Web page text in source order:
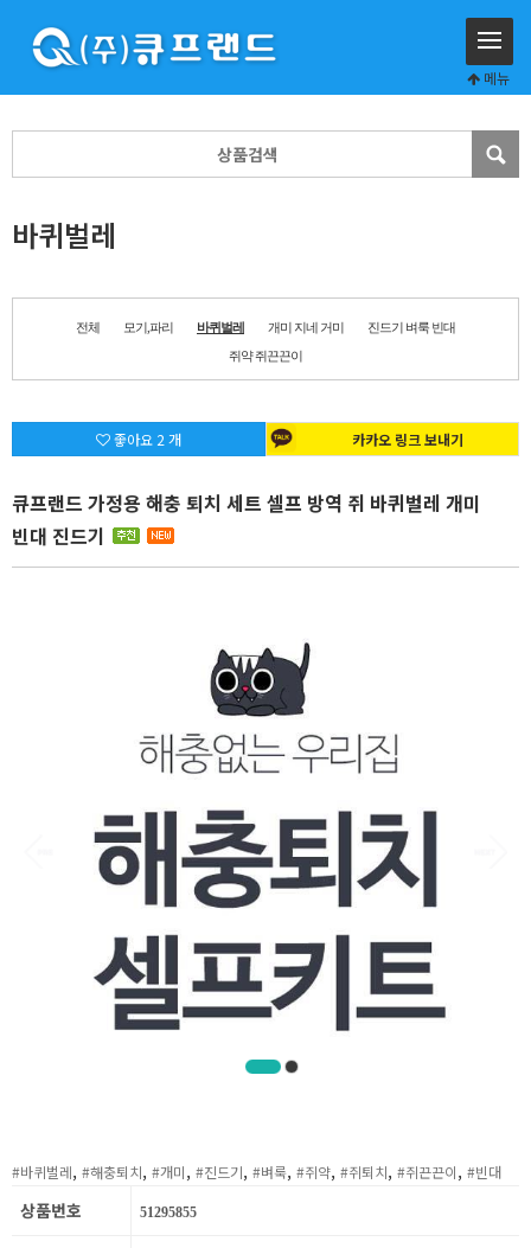
메뉴
바퀴벌레
전체 모기,파리 바퀴벌레 개미 지네 거미
진드기 벼룩 빈대
쥐약 쥐끈끈이
좋아요 2 개 카카오 링크 보내기
큐프랜드 가정용 해충 퇴치 세트 셀프 방역 쥐 바퀴벌레 개미
빈대 진드기
#바퀴벌레, #해충퇴치, #개미, #진드기, #벼룩, #쥐약, #쥐퇴치, #쥐끈끈이, #빈대
상품번호 51295855